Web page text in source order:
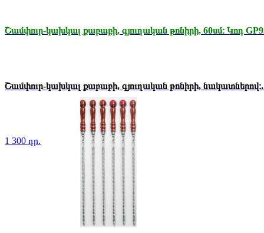
Շամփուր-կախկալ քաբաբի, գյուղական թոնիրի, 60սմ։ Կոդ
Շամփուր-կախկալ քաբաբի, գյուղական թոնիրի,
1 300 դր.